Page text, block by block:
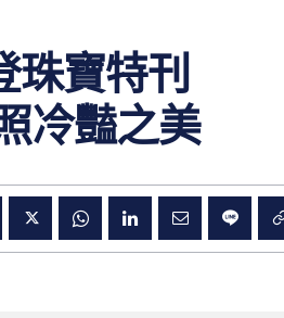
寶特刊
冷豔之美